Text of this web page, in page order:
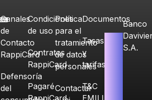
Canales
de
Contacto
RappiCard
Defensoría
del
Condiciones
de uso
Contratos
RappiCard
Pagaré
Política
para el
tratamiento
de datos
personales
Contactar
Documentos
Tasas
y
tarifas
T&C
Banco
S.A.